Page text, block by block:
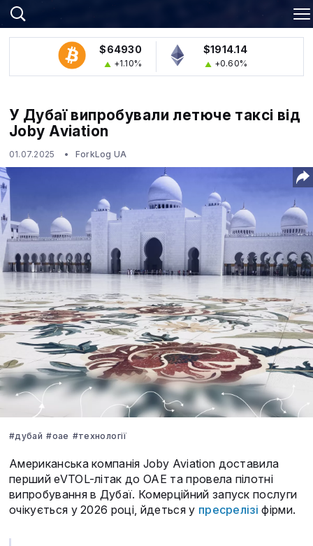
$64930
+1.10%
$1914.14
+0.60%
У Дубаї випробували летюче таксі від
Joby Aviation
01.07.2025 ForkLog UA
#дубай #оае #технології
Американська компанія Joby Aviation доставила
перший eVTOL-літак до ОАЕ та провела пілотні
випробування в Дубаї. Комерційний запуск послуги
очікується у 2026 році, йдеться у пресрелізі фірми.